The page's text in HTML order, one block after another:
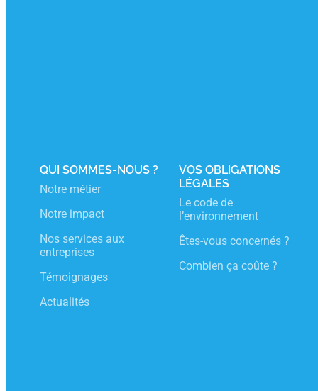
QUI SOMMES-NOUS ?
Notre métier
Notre impact
Nos services aux
entreprises
Témoignages
Actualités
VOS OBLIGATIONS
LÉGALES
Le code de
l’environnement
Êtes-vous concernés ?
Combien ça coûte ?